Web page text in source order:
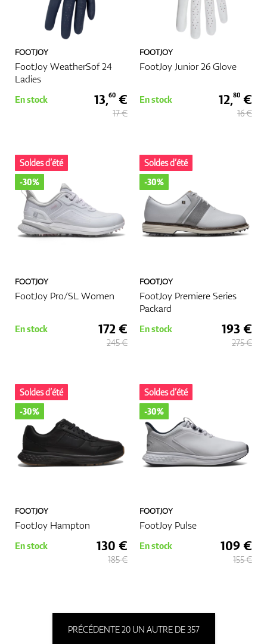
FOOTJOY
FootJoy WeatherSof 24
Ladies
En stock 13,60 €
17 €
FOOTJOY
FootJoy Junior 26 Glove
En stock 12,80 €
16 €
FOOTJOY
FootJoy Pro/SL Women
Soldes d’été
-30%
En stock 172 €
245 €
FOOTJOY
FootJoy Premiere Series
Packard
Soldes d’été
-30%
En stock 193 €
275 €
FOOTJOY
FootJoy Hampton
Soldes d’été
-30%
En stock 130 €
185 €
FOOTJOY
FootJoy Pulse
Soldes d’été
-30%
En stock 109 €
155 €
PRÉCÉDENTE 20 UN AUTRE DE 357